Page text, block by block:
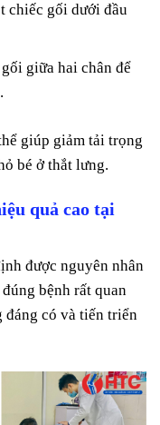
chiếc gối dưới đầu
giữa hai chân để
giúp giảm tải trọng
bé ở thắt lưng.
quả cao tại
được nguyên nhân
bệnh rất quan
đáng có và tiến triển